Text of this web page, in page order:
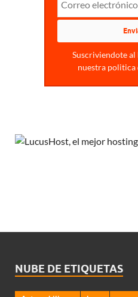
Suscriviendote al
nuestra politica
NUBE DE ETIQUETAS